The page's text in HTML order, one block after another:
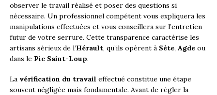
observer le travail réalisé et poser des questions si
nécessaire. Un professionnel compétent vous expliquera les
manipulations effectuées et vous conseillera sur l’entretien
futur de votre serrure. Cette transparence caractérise les
artisans sérieux de l’Hérault, qu’ils opèrent à Sète, Agde ou
dans le Pic Saint-Loup.
La vérification du travail effectué constitue une étape
souvent négligée mais fondamentale. Avant de régler la